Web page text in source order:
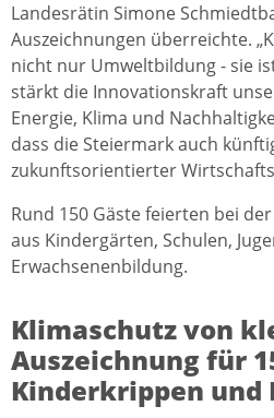
Landesrätin Simone
Auszeichnungen überreichte.
nicht nur Umweltbildung - sie
stärkt die Innovationskraft
Energie, Klima und
dass die Steiermark auch
zukunftsorientierter
Rund 150 Gäste feierten bei
aus Kindergärten, Schulen,
Erwachsenenbildung.
Klimaschutz von
Auszeichnung für
Kinderkrippen und